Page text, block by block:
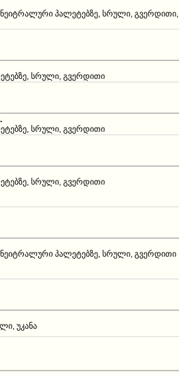
ნეიტრალური პალეტებზე, სრული, გვერდითი,
სრული, გვერდითი
სრული, გვერდითი
სრული, გვერდითი
ნეიტრალური პალეტებზე, სრული, გვერდითი
უკანა